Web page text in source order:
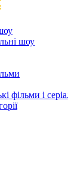
шоу
фільми і